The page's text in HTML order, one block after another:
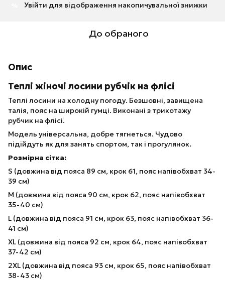
Увійти для відображення накопичувальної знижки
До обраного
Опис
Теплі жіночі лосини рубчік на флісі
Теплі лосини на холодну погоду. Безшовні, завищена
талія, пояс на широкій гумці. Виконані з трикотажу
рубчик на флісі.
Модель універсальна, добре тягнеться. Чудово
підійдуть як для занять спортом, так і прогулянок.
Розмірна сітка:
S (довжина від пояса 89 см, крок 61, пояс напівобхват 34-
39 см)
M (довжина від пояса 90 см, крок 62, пояс напівобхват
35-40 см)
L (довжина від пояса 91 см, крок 63, пояс напівобхват 36-
41 см)
XL (довжина від пояса 92 см, крок 64, пояс напівобхват
37-42 см)
2XL (довжина від пояса 93 см, крок 65, пояс напівобхват
38-43 см)